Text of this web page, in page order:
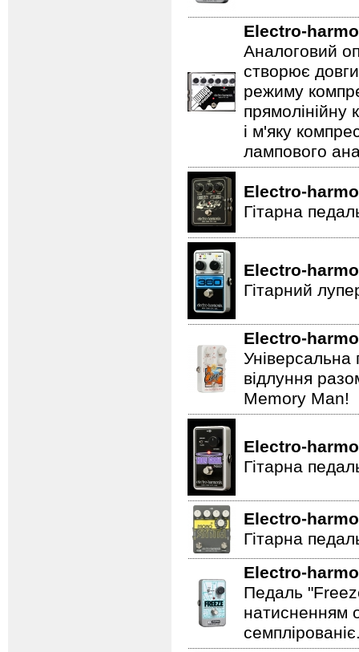
Electro-
Аналоговий
створює
режиму
прямолінійну
і м'яку
лампового
Electro-
Гітарна
Electro-
Гітарний
Electro-
Універсальна
відлуння
Memory Man!
Electro-
Гітарна
Electro-
Гітарна
Electro-
Педаль
натисненням